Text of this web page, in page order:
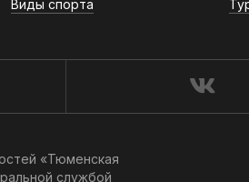
Виды спорта
«Тюменская
службой